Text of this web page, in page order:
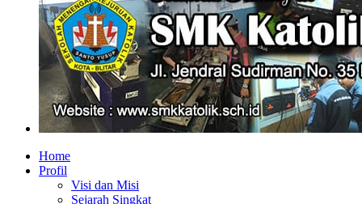
Home
Profil
Visi dan Misi
Sejarah Singkat